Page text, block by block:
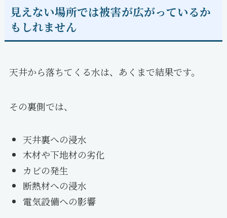
見えない場所では被害が広がっているか
もしれません
天井から落ちてくる水は、あくまで結果です。
その裏側では、
天井裏への浸水
木材や下地材の劣化
カビの発生
断熱材への浸水
電気設備への影響